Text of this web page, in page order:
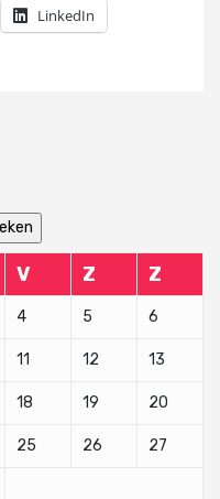
LinkedIn
V Z Z
4 5 6
11 12 13
18 19 20
25 26 27